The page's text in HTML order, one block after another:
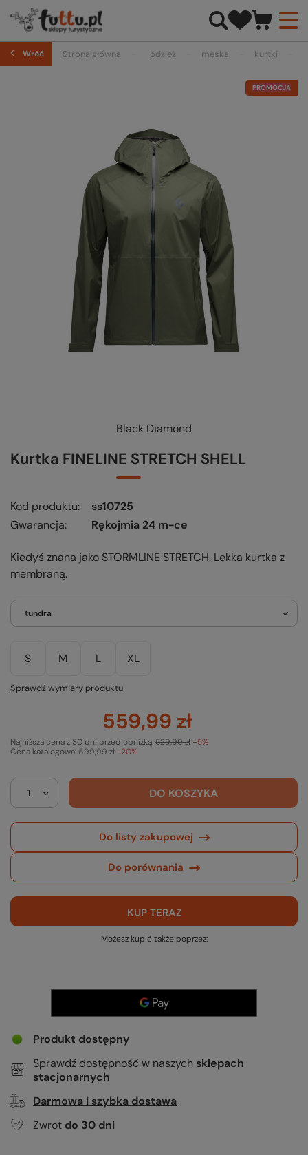
Wróć Strona główna odzież męska kurtki
PROMOCJA
KUP-SPRAWDŹ-WYMIEŃ-czytaj więcej
Black Diamond
Kurtka FINELINE STRETCH SHELL
Kod produktu
ss10725
Gwarancja
Rękojmia 24 m-ce
Kiedyś znana jako STORMLINE STRETCH. Lekka kurtka z
membraną.
tundra
S M L XL
Sprawdź wymiary produktu
559,99 zł
Cena katalogowa:699,99 zł -20%
Najniższa cena z 30 dni przed obniżką:529,99 zł +5%
DO KOSZYKA
Do listy zakupowej
Do porównania
KUP TERAZ
Możesz kupić także poprzez:
Produkt dostępny
Sprawdź dostępność w naszych sklepach
stacjonarnych
Darmowa i szybka dostawa
Zwrot do 30 dni